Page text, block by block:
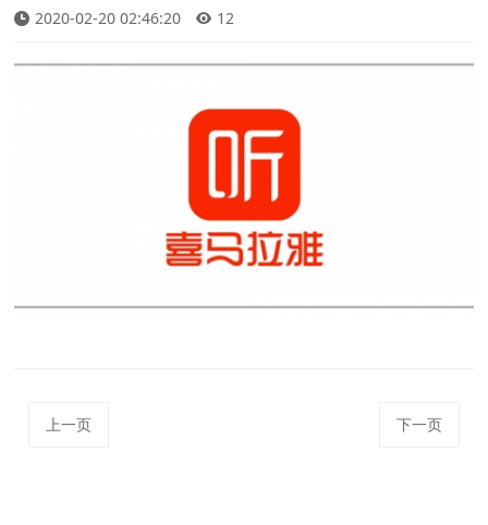
2020-02-20 02:46:20 12
上一页 下一页